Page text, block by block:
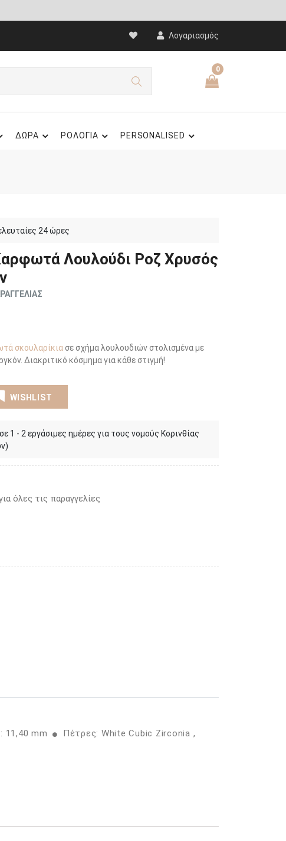
Λογαριασμός
0
ΔΩΡΑ ΡΟΛΟΓΙΑ PERSONALISED
24 ώρες
Λουλούδι Ροζ Χρυσός
σκουλαρίκια σε σχήμα λουλουδιών στολισμένα με
Διακριτικό κόσμημα για κάθε στιγμή!
WISHLIST
1 - 2 εργάσιμες ημέρες για τους νομούς Κορινθίας
όλες τις παραγγελίες
11,40 mm
Πέτρες: White Cubic Zirconia ,